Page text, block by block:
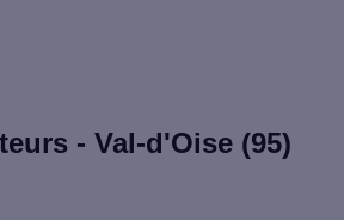
- Val-d'Oise (95)